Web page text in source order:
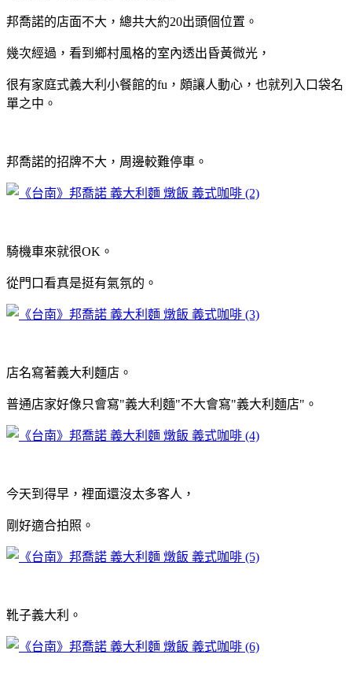
邦喬諾的店面不大，總共大約20出頭個位置。
幾次經過，看到鄉村風格的室內透出昏黃微光，
很有家庭式義大利小餐館的fu，頗讓人動心，也就列入口袋名
單之中。
邦喬諾的招牌不大，周邊較難停車。
騎機車來就很OK。
從門口看真是挺有氣氛的。
店名寫著義大利麵店。
普通店家好像只會寫"義大利麵"不大會寫"義大利麵店"。
今天到得早，裡面還沒太多客人，
剛好適合拍照。
靴子義大利。